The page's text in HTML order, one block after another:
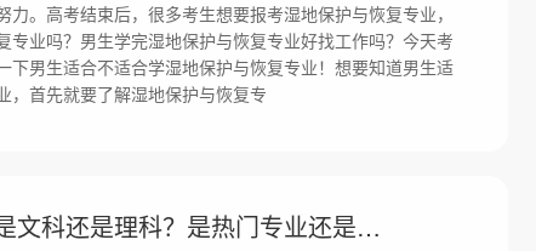
。高考结束后，很多考生想要报考湿地保护与恢复专业，
专业吗？男生学完湿地保护与恢复专业好找工作吗？今天考
下男生适合不适合学湿地保护与恢复专业！想要知道男生适
，首先就要了解湿地保护与恢复专
湿地保护与恢复专业是文科还是理科？是热门专业还是冷门？